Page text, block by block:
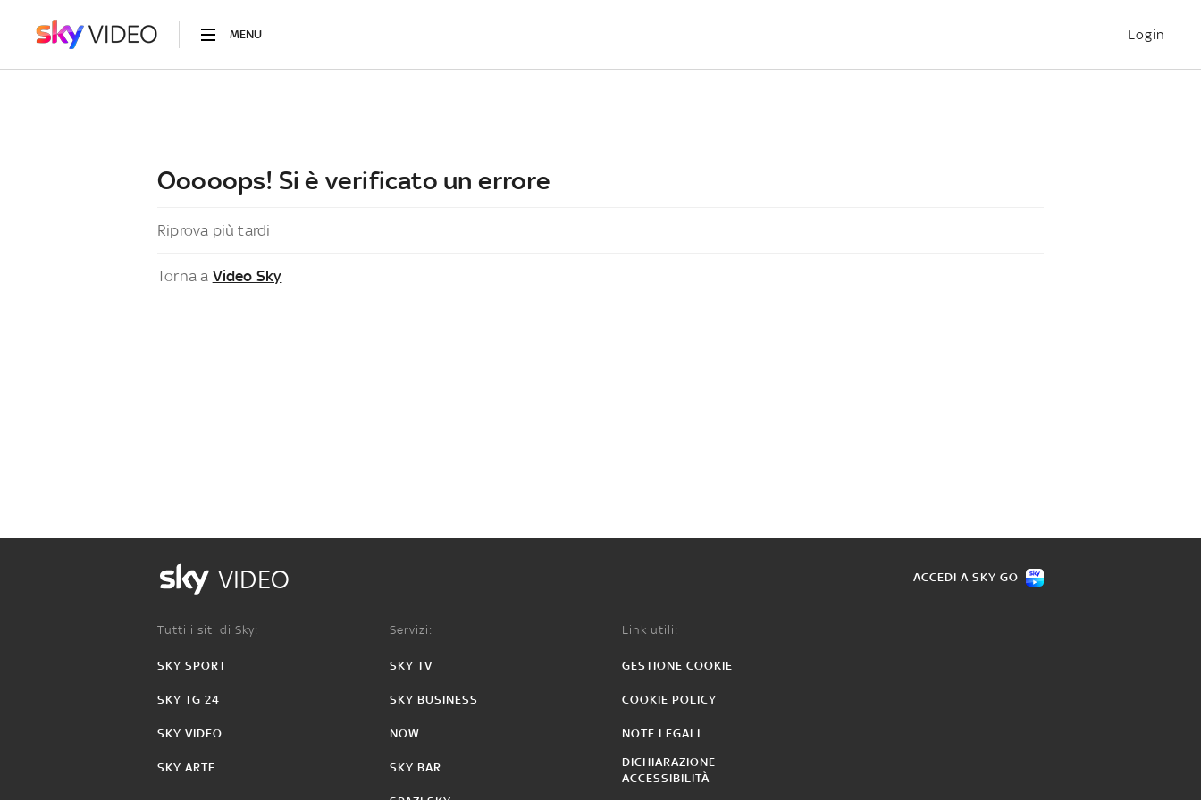
MENU Login
Ooooops! Si è verificato un errore
Riprova più tardi
Torna a Video Sky
VIDEO ACCEDI A SKY GO
Tutti i siti di Sky:
SKY SPORT
SKY TG 24
SKY VIDEO
SKY ARTE
Servizi:
SKY TV
SKY BUSINESS
NOW
SKY BAR
Link utili:
GESTIONE COOKIE
COOKIE POLICY
NOTE LEGALI
DICHIARAZIONE
ACCESSIBILITÀ